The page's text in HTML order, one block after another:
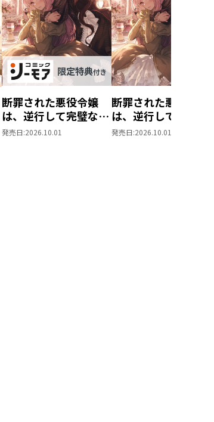
断罪された悪役令嬢
は、逆行して完璧な悪
女を目指す11【シー
発売日:2026.10.01
断罪された悪役令嬢
は、逆行して完璧な
女を目指す11
発売日:2026.10.01